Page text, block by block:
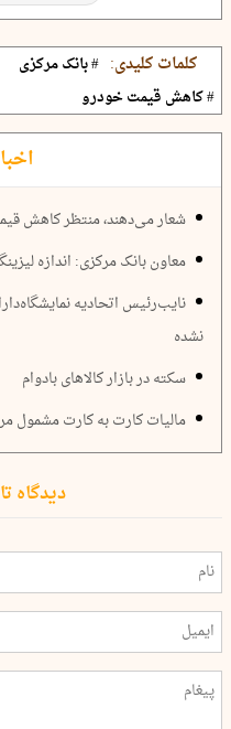
کلمات کلیدی: # بانک مرکزی
# کاهش قیمت خودرو
شعار می‌دهند، منتظر کاهش
معاون بانک مرکزی: اندازه لیزینگ ایران
نایب‌رئیس اتحادیه
نشده
سکته در بازار کالاهای بادوام
مالیات کارت به کارت مشمول
دیدگاه